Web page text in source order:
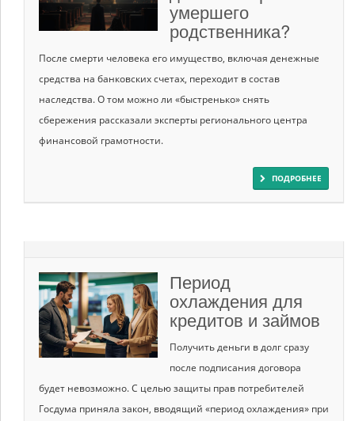
умершего
родственника?
После смерти человека его имущество, включая денежные
средства на банковских счетах, переходит в состав
наследства. О том можно ли «быстренько» снять
сбережения рассказали эксперты регионального центра
финансовой грамотности.
ПОДРОБНЕЕ
Период
охлаждения для
кредитов и займов
Получить деньги в долг сразу
после подписания договора
будет невозможно. С целью защиты прав потребителей
Госдума приняла закон, вводящий «период охлаждения» при